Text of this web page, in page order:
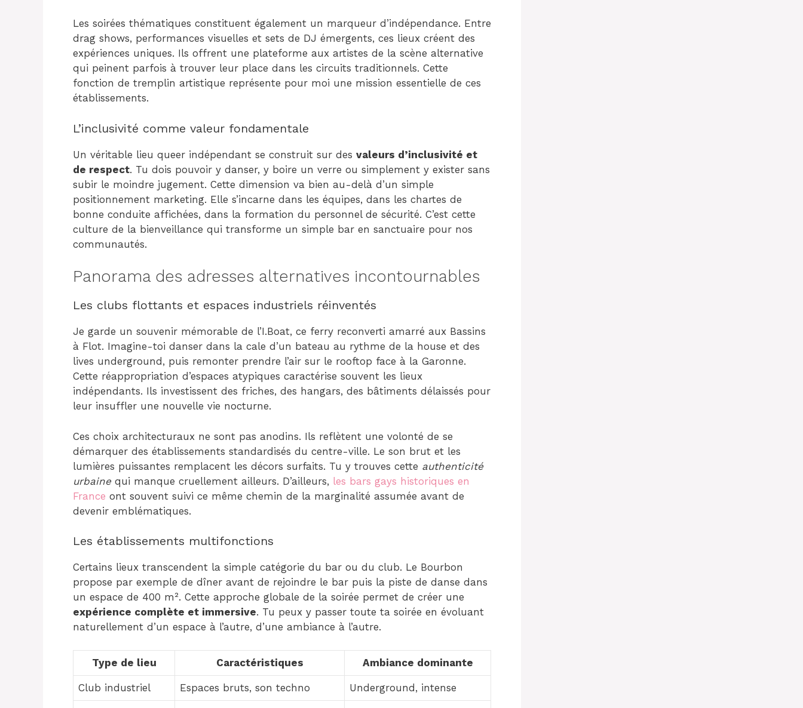
Les soirées thématiques constituent également un marqueur d’indépendance. Entre
drag shows, performances visuelles et sets de DJ émergents, ces lieux créent des
expériences uniques. Ils offrent une plateforme aux artistes de la scène alternative
qui peinent parfois à trouver leur place dans les circuits traditionnels. Cette
fonction de tremplin artistique représente pour moi une mission essentielle de ces
établissements.
L’inclusivité comme valeur fondamentale
Un véritable lieu queer indépendant se construit sur des valeurs d’inclusivité et
de respect. Tu dois pouvoir y danser, y boire un verre ou simplement y exister sans
subir le moindre jugement. Cette dimension va bien au-delà d’un simple
positionnement marketing. Elle s’incarne dans les équipes, dans les chartes de
bonne conduite affichées, dans la formation du personnel de sécurité. C’est cette
culture de la bienveillance qui transforme un simple bar en sanctuaire pour nos
communautés.
Panorama des adresses alternatives incontournables
Les clubs flottants et espaces industriels réinventés
Je garde un souvenir mémorable de l’I.Boat, ce ferry reconverti amarré aux Bassins
à Flot. Imagine-toi danser dans la cale d’un bateau au rythme de la house et des
lives underground, puis remonter prendre l’air sur le rooftop face à la Garonne.
Cette réappropriation d’espaces atypiques caractérise souvent les lieux
indépendants. Ils investissent des friches, des hangars, des bâtiments délaissés pour
leur insuffler une nouvelle vie nocturne.
Ces choix architecturaux ne sont pas anodins. Ils reflètent une volonté de se
démarquer des établissements standardisés du centre-ville. Le son brut et les
lumières puissantes remplacent les décors surfaits. Tu y trouves cette authenticité
urbaine qui manque cruellement ailleurs. D’ailleurs, les bars gays historiques en
France ont souvent suivi ce même chemin de la marginalité assumée avant de
devenir emblématiques.
Les établissements multifonctions
Certains lieux transcendent la simple catégorie du bar ou du club. Le Bourbon
propose par exemple de dîner avant de rejoindre le bar puis la piste de danse dans
un espace de 400 m². Cette approche globale de la soirée permet de créer une
expérience complète et immersive. Tu peux y passer toute ta soirée en évoluant
naturellement d’un espace à l’autre, d’une ambiance à l’autre.
Type de lieu Caractéristiques Ambiance dominante
Club industriel Espaces bruts, son techno Underground, intense